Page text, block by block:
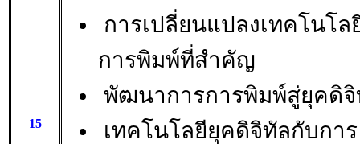
15
การเปลี่ยนแปลงเทคโนโล
การพิมพ์ที่สำคัญ
พัฒนาการการพิมพ์สู่ยุคดิ
เทคโนโลยียุคดิจิทัลกับการ